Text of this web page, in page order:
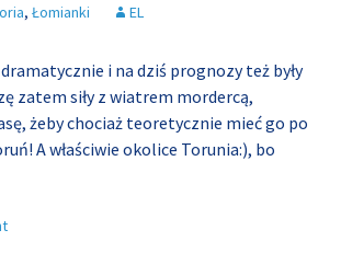
, Łomianki EL
i na dziś prognozy też były
zatem siły z wiatrem mordercą,
żeby chociaż teoretycznie mieć go po
A właściwie okolice Torunia:), bo